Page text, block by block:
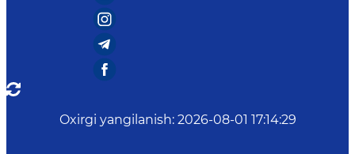
Oxirgi yangilanish: 2026-08-01 17:14:29